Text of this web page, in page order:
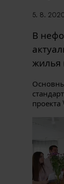
5. 8.
В
жилья
проекта